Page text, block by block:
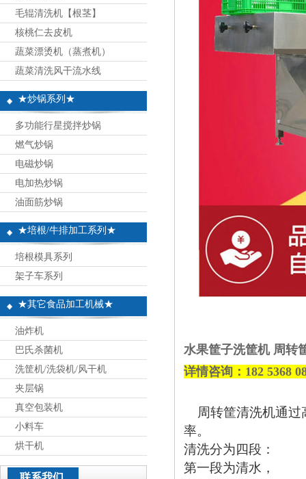
毛辊清洗机【根茎】
核桃仁去皮机
蔬菜漂烫机（蒸煮机）
蔬菜清洗风干流水线
★炒锅系列★
多功能行星搅拌炒锅
燃气炒锅
电磁炒锅
电加热炒锅
油面筋炒锅
★培根/牛排加工系列★
培根模具系列
架子车系列
★其它食品加工机械★
油炸机
巴氏杀菌机
洗筐机/洗袋机/风干机
夹层锅
真空包装机
小料车
烘干机
水果筐子洗筐机 周转
详情咨询 ：182 5368
周转筐清洗机通过
率。
清洗分为四段：
第一段为清水，